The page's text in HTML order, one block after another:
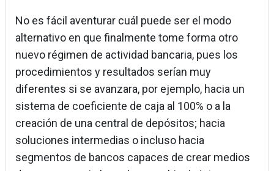
No es fácil aventurar cuál puede ser el modo
alternativo en que finalmente tome forma otro
nuevo régimen de actividad bancaria, pues los
procedimientos y resultados serían muy
diferentes si se avanzara, por ejemplo, hacia un
sistema de coeficiente de caja al 100% o a la
creación de una central de depósitos; hacia
soluciones intermedias o incluso hacia
segmentos de bancos capaces de crear medios